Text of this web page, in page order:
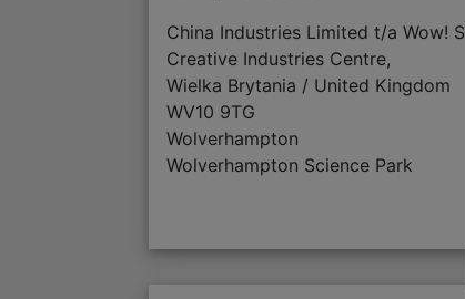
China Industries Limited t/a Wow!
Creative Industries Centre,
Wielka Brytania / United Kingdom
WV10 9TG
Wolverhampton
Wolverhampton Science Park